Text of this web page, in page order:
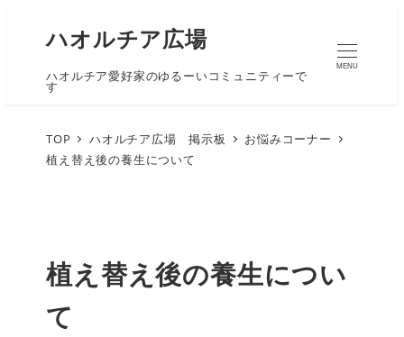
ハオルチア広場
ハオルチア愛好家のゆるーいコミュニティーで
す
MENU
TOP ハオルチア広場 掲示板
お悩みコーナー
植え替え後の養生について
植え替え後の養生につい
て